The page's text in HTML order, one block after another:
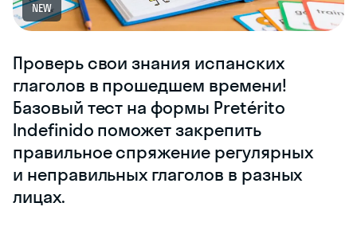
NEW
Проверь свои знания испанских
глаголов в прошедшем времени!
Базовый тест на формы Pretérito
Indefinido поможет закрепить
правильное спряжение регулярных
и неправильных глаголов в разных
лицах.